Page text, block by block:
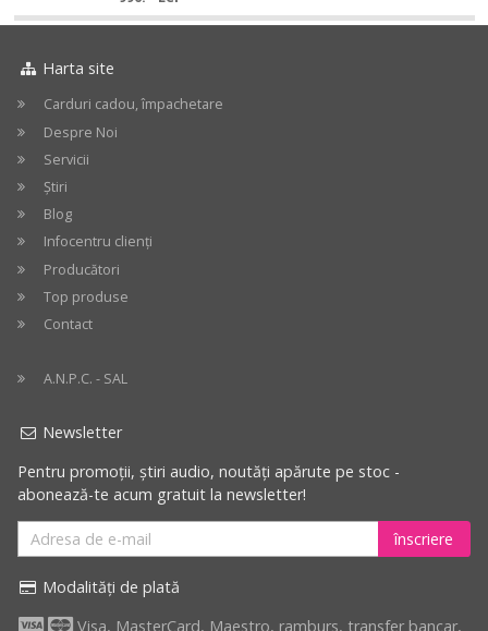
DN- DN-
Harta site
Carduri cadou, împachetare
Despre Noi
Servicii
Știri
Blog
Infocentru clienți
Producători
Top produse
Contact
A.N.P.C. - SAL
Newsletter
Pentru promoții, știri audio, noutăți apărute pe stoc -
abonează-te acum gratuit la newsletter!
înscriere
Modalități de plată
Visa, MasterCard, Maestro, ramburs, transfer bancar,